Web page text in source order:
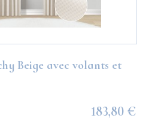
Beige avec volants et
183,80 €